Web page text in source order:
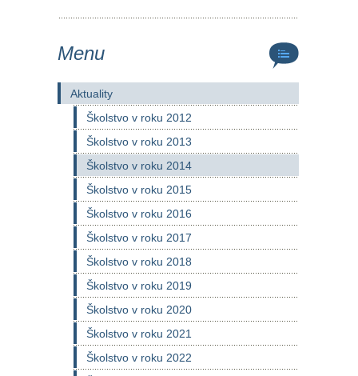
Menu
Aktuality
Školstvo v roku 2012
Školstvo v roku 2013
Školstvo v roku 2014
Školstvo v roku 2015
Školstvo v roku 2016
Školstvo v roku 2017
Školstvo v roku 2018
Školstvo v roku 2019
Školstvo v roku 2020
Školstvo v roku 2021
Školstvo v roku 2022